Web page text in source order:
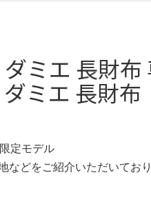
ダミエ 長財
ミエ 長財布
定モデル
などをご紹介いただいており